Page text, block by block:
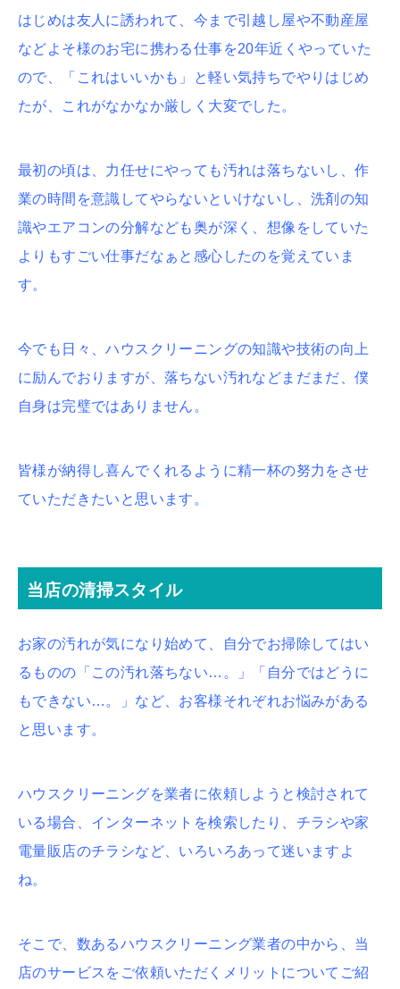
はじめは友人に誘われて、今まで引越し屋や不動産屋
などよそ様のお宅に携わる仕事を20年近くやっていた
ので、「これはいいかも」と軽い気持ちでやりはじめ
たが、これがなかなか厳しく大変でした。
最初の頃は、力任せにやっても汚れは落ちないし、作
業の時間を意識してやらないといけないし、洗剤の知
識やエアコンの分解なども奥が深く、想像をしていた
よりもすごい仕事だなぁと感心したのを覚えていま
す。
今でも日々、ハウスクリーニングの知識や技術の向上
に励んでおりますが、落ちない汚れなどまだまだ、僕
自身は完璧ではありません。
皆様が納得し喜んでくれるように精一杯の努力をさせ
ていただきたいと思います。
当店の清掃スタイル
お家の汚れが気になり始めて、自分でお掃除してはい
るものの「この汚れ落ちない…。」「自分ではどうに
もできない…。」など、お客様それぞれお悩みがある
と思います。
ハウスクリーニングを業者に依頼しようと検討されて
いる場合、インターネットを検索したり、チラシや家
電量販店のチラシなど、いろいろあって迷いますよ
ね。
そこで、数あるハウスクリーニング業者の中から、当
店のサービスをご依頼いただくメリットについてご紹